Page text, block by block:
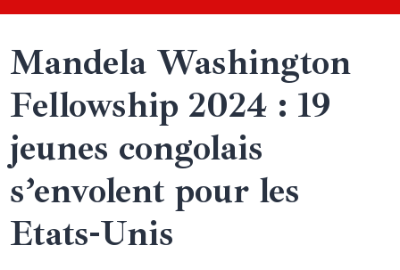
Mandela Washington
Fellowship 2024 : 19
jeunes congolais
s’envolent pour les
Etats-Unis